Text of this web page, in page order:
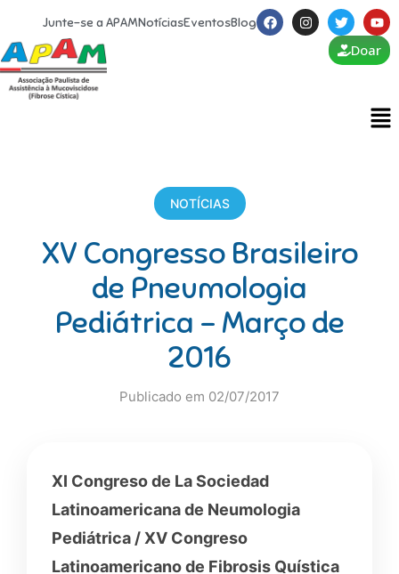
Junte-se a APAMNotíciasEventosBlog
Doar
NOTÍCIAS
XV Congresso Brasileiro
de Pneumologia
Pediátrica – Março de
2016
Publicado em 02/07/2017
XI Congreso de La Sociedad
Latinoamericana de Neumologia
Pediátrica / XV Congreso
Latinoamericano de Fibrosis Quística